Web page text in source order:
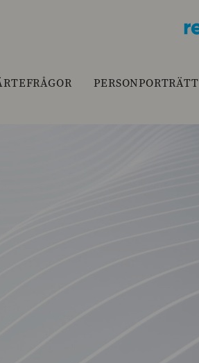
PERSONPORTRÄTT